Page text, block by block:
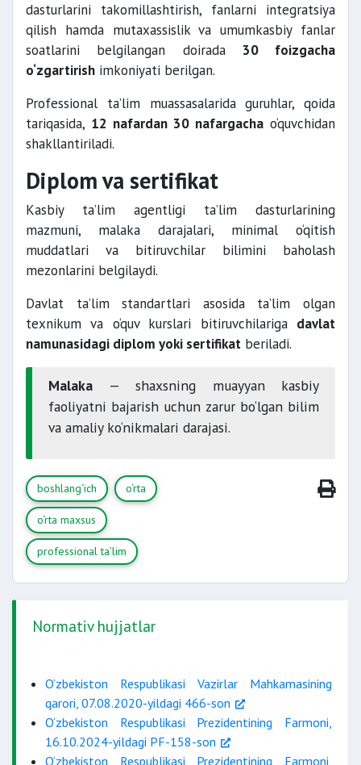
dasturlarini takomillashtirish, fanlarni integratsiya
qilish hamda mutaxassislik va umumkasbiy fanlar
soatlarini belgilangan doirada 30 foizgacha
o‘zgartirish imkoniyati berilgan.
Professional ta’lim muassasalarida guruhlar, qoida
tariqasida, 12 nafardan 30 nafargacha o‘quvchidan
shakllantiriladi.
Diplom va sertifikat
Kasbiy ta’lim agentligi ta’lim dasturlarining
mazmuni, malaka darajalari, minimal o‘qitish
muddatlari va bitiruvchilar bilimini baholash
mezonlarini belgilaydi.
Davlat ta’lim standartlari asosida ta’lim olgan
texnikum va o‘quv kurslari bitiruvchilariga davlat
namunasidagi diplom yoki sertifikat beriladi.
Malaka — shaxsning muayyan kasbiy
faoliyatni bajarish uchun zarur bo‘lgan bilim
va amaliy ko‘nikmalari darajasi.
boshlang‘ich o‘rta
o‘rta maxsus
professional ta’lim
Normativ hujjatlar
O‘zbekiston Respublikasi Vazirlar Mahkamasining
qarori, 07.08.2020-yildagi 466-son
O‘zbekiston Respublikasi Prezidentining Farmoni,
16.10.2024-yildagi PF-158-son
O‘zbekiston Respublikasi Prezidentining Farmoni,